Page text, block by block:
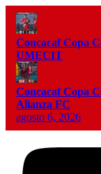
Concacaf Copa
UMECIT
Concacaf Copa
Alianza FC
agosto 6, 2026